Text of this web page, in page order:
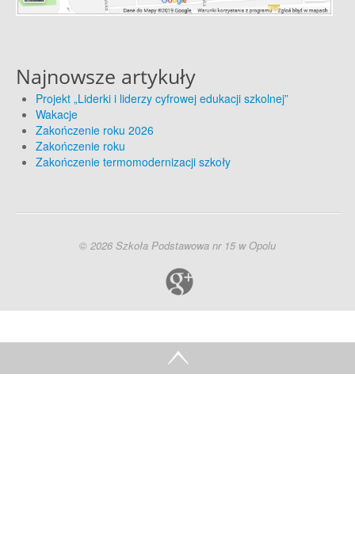
Najnowsze artykuły
Projekt „Liderki i liderzy cyfrowej edukacji szkolnej”
Wakacje
Zakończenie roku 2026
Zakończenie roku
Zakończenie termomodernizacji szkoły
© 2026 Szkoła Podstawowa nr 15 w Opolu